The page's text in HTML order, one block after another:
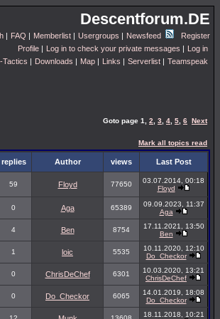
Descentforum.DE
| FAQ | Memberlist | Usergroups | Newsfeed
Register
Profile | Log in to check your private messages | Log in
Tactics | Downloads | Map | Links | Serverlist | Teamspeak
Goto page 1 2 3 4 5 6 Next
Mark all topics read
replies Author views Last Post
59 Floyd 77650
03.07.2014, 00:18
Floyd
0 Aga 65389
09.09.2023, 11:37
Aga
4 Ben 8754
17.11.2021, 13:50
Ben
1 loic 5535
10.11.2020, 12:10
Do_Checkor
0 ChrisDeChef 6301
10.03.2020, 13:21
ChrisDeChef
0 Do_Checkor 6065
14.01.2019, 18:08
Do_Checkor
18.11.2018, 10:21